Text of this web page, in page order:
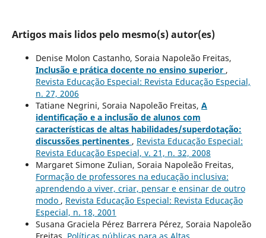
Artigos mais lidos pelo mesmo(s) autor(es)
Denise Molon Castanho, Soraia Napoleão Freitas,
Inclusão e prática docente no ensino superior ,
Revista Educação Especial: Revista Educação Especial,
n. 27, 2006
Tatiane Negrini, Soraia Napoleão Freitas, A
identificação e a inclusão de alunos com
características de altas habilidades/superdotação:
discussões pertinentes , Revista Educação Especial:
Revista Educação Especial, v. 21, n. 32, 2008
Margaret Simone Zulian, Soraia Napoleão Freitas,
Formação de professores na educação inclusiva:
aprendendo a viver, criar, pensar e ensinar de outro
modo , Revista Educação Especial: Revista Educação
Especial, n. 18, 2001
Susana Graciela Pérez Barrera Pérez, Soraia Napoleão